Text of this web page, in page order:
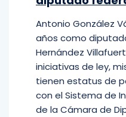
Antonio González
años como
Hernández
iniciativas de ley,
tienen estatus de
con el Sistema de
de la Cámara de